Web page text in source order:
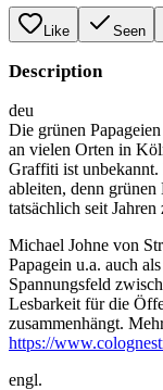
Like Seen
Description
deu
Die grünen
an vielen Orten in
Graffiti ist unbekannt.
ableiten, denn grünen
tatsächlich seit
Michael Johne von
Papagein u.a. auch
Spannungsfeld
Lesbarkeit für die
zusammenhängt.
https://
engl.